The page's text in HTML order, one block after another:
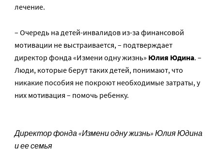
лечение.
– Очередь на детей-инвалидов из-за финансовой
мотивации не выстраивается, – подтверждает
директор фонда «Измени одну жизнь» Юлия Юдина. –
Люди, которые берут таких детей, понимают, что
никакие пособия не покроют необходимые затраты, у
них мотивация – помочь ребенку.
Директор фонда «Измени одну жизнь» Юлия Юдина
и ее семья